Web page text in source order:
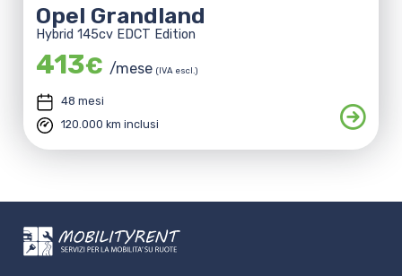
Opel Grandland
Hybrid 145cv EDCT Edition
413€ /mese (IVA escl.)
48 mesi
120.000 km inclusi